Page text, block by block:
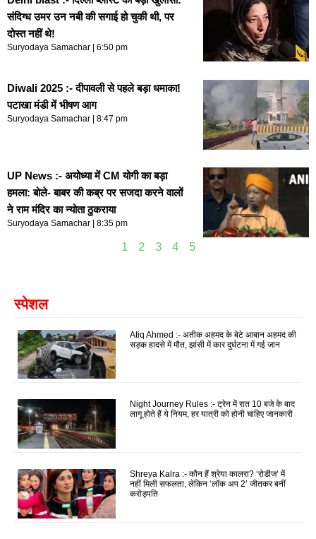
संदिग्ध उमर उन नबी की सगाई हो चुकी थी, पर
दोस्त नहीं थे!
Suryodaya Samachar 6:50 pm
Diwali 2025 :- दीपावली से पहले बड़ा धमाका!
पटाखा मंडी में भीषण आग
Suryodaya Samachar 8:47 pm
UP News :- अयोध्या में CM योगी का बड़ा
हमला: बोले- बाबर की कब्र पर सजदा करने वालों
ने राम मंदिर का न्योता ठुकराया
Suryodaya Samachar 8:35 pm
1 2 3 4 5
स्पेशल
Atiq Ahmed :- अतीक अहमद के बेटे आबान अहमद की
सड़क हादसे में मौत, झांसी में कार दुर्घटना में गई जान
Night Journey Rules :- ट्रेन में रात 10 बजे के बाद
लागू होते हैं ये नियम, हर यात्री को होनी चाहिए जानकारी
Shreya Kalra :- कौन हैं श्रेया कालरा? ‘रोडीज’ में
नहीं मिली सफलता, लेकिन ‘लॉक अप 2’ जीतकर बनीं
करोड़पति